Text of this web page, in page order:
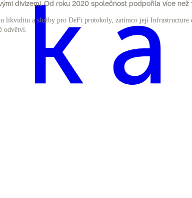
divizemi. Od roku 2020 společnost podpořila více
likviditu a služby pro DeFi protokoly, zatímco její
odvětví.